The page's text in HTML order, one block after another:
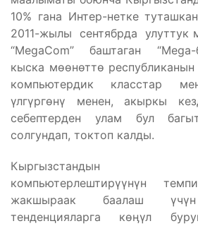
10% гана Интер-нетке
2011-жылы сентябрда улуттук
“MegaCom” баштаган
кыска мөөнөттө республиканын
компьютердик класстар
үлгүргөнү менен, акыркы
себептерден улам бул
солгундап, токтоп калды.
Кыргызстандын
компьютерлештирүүнүн
жакшыраак баалаш
тенденцияларга көӊүл